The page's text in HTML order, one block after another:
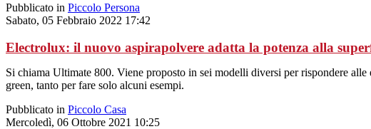
Pubblicato in Piccolo Persona
Sabato, 05 Febbraio 2022 17:42
Electrolux: il nuovo aspirapolvere adatta la potenza alla
Si chiama Ultimate 800. Viene proposto in sei modelli diversi per rispondere
green, tanto per fare solo alcuni esempi.
Pubblicato in Piccolo Casa
Mercoledì, 06 Ottobre 2021 10:25